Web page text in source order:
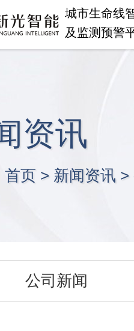
城市生命线
及监测预警
资讯
首页 > 新闻资讯 >
公司新闻